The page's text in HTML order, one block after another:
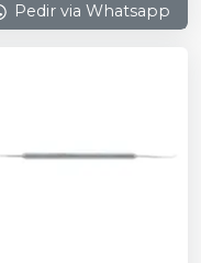
Pedir via Whatsapp